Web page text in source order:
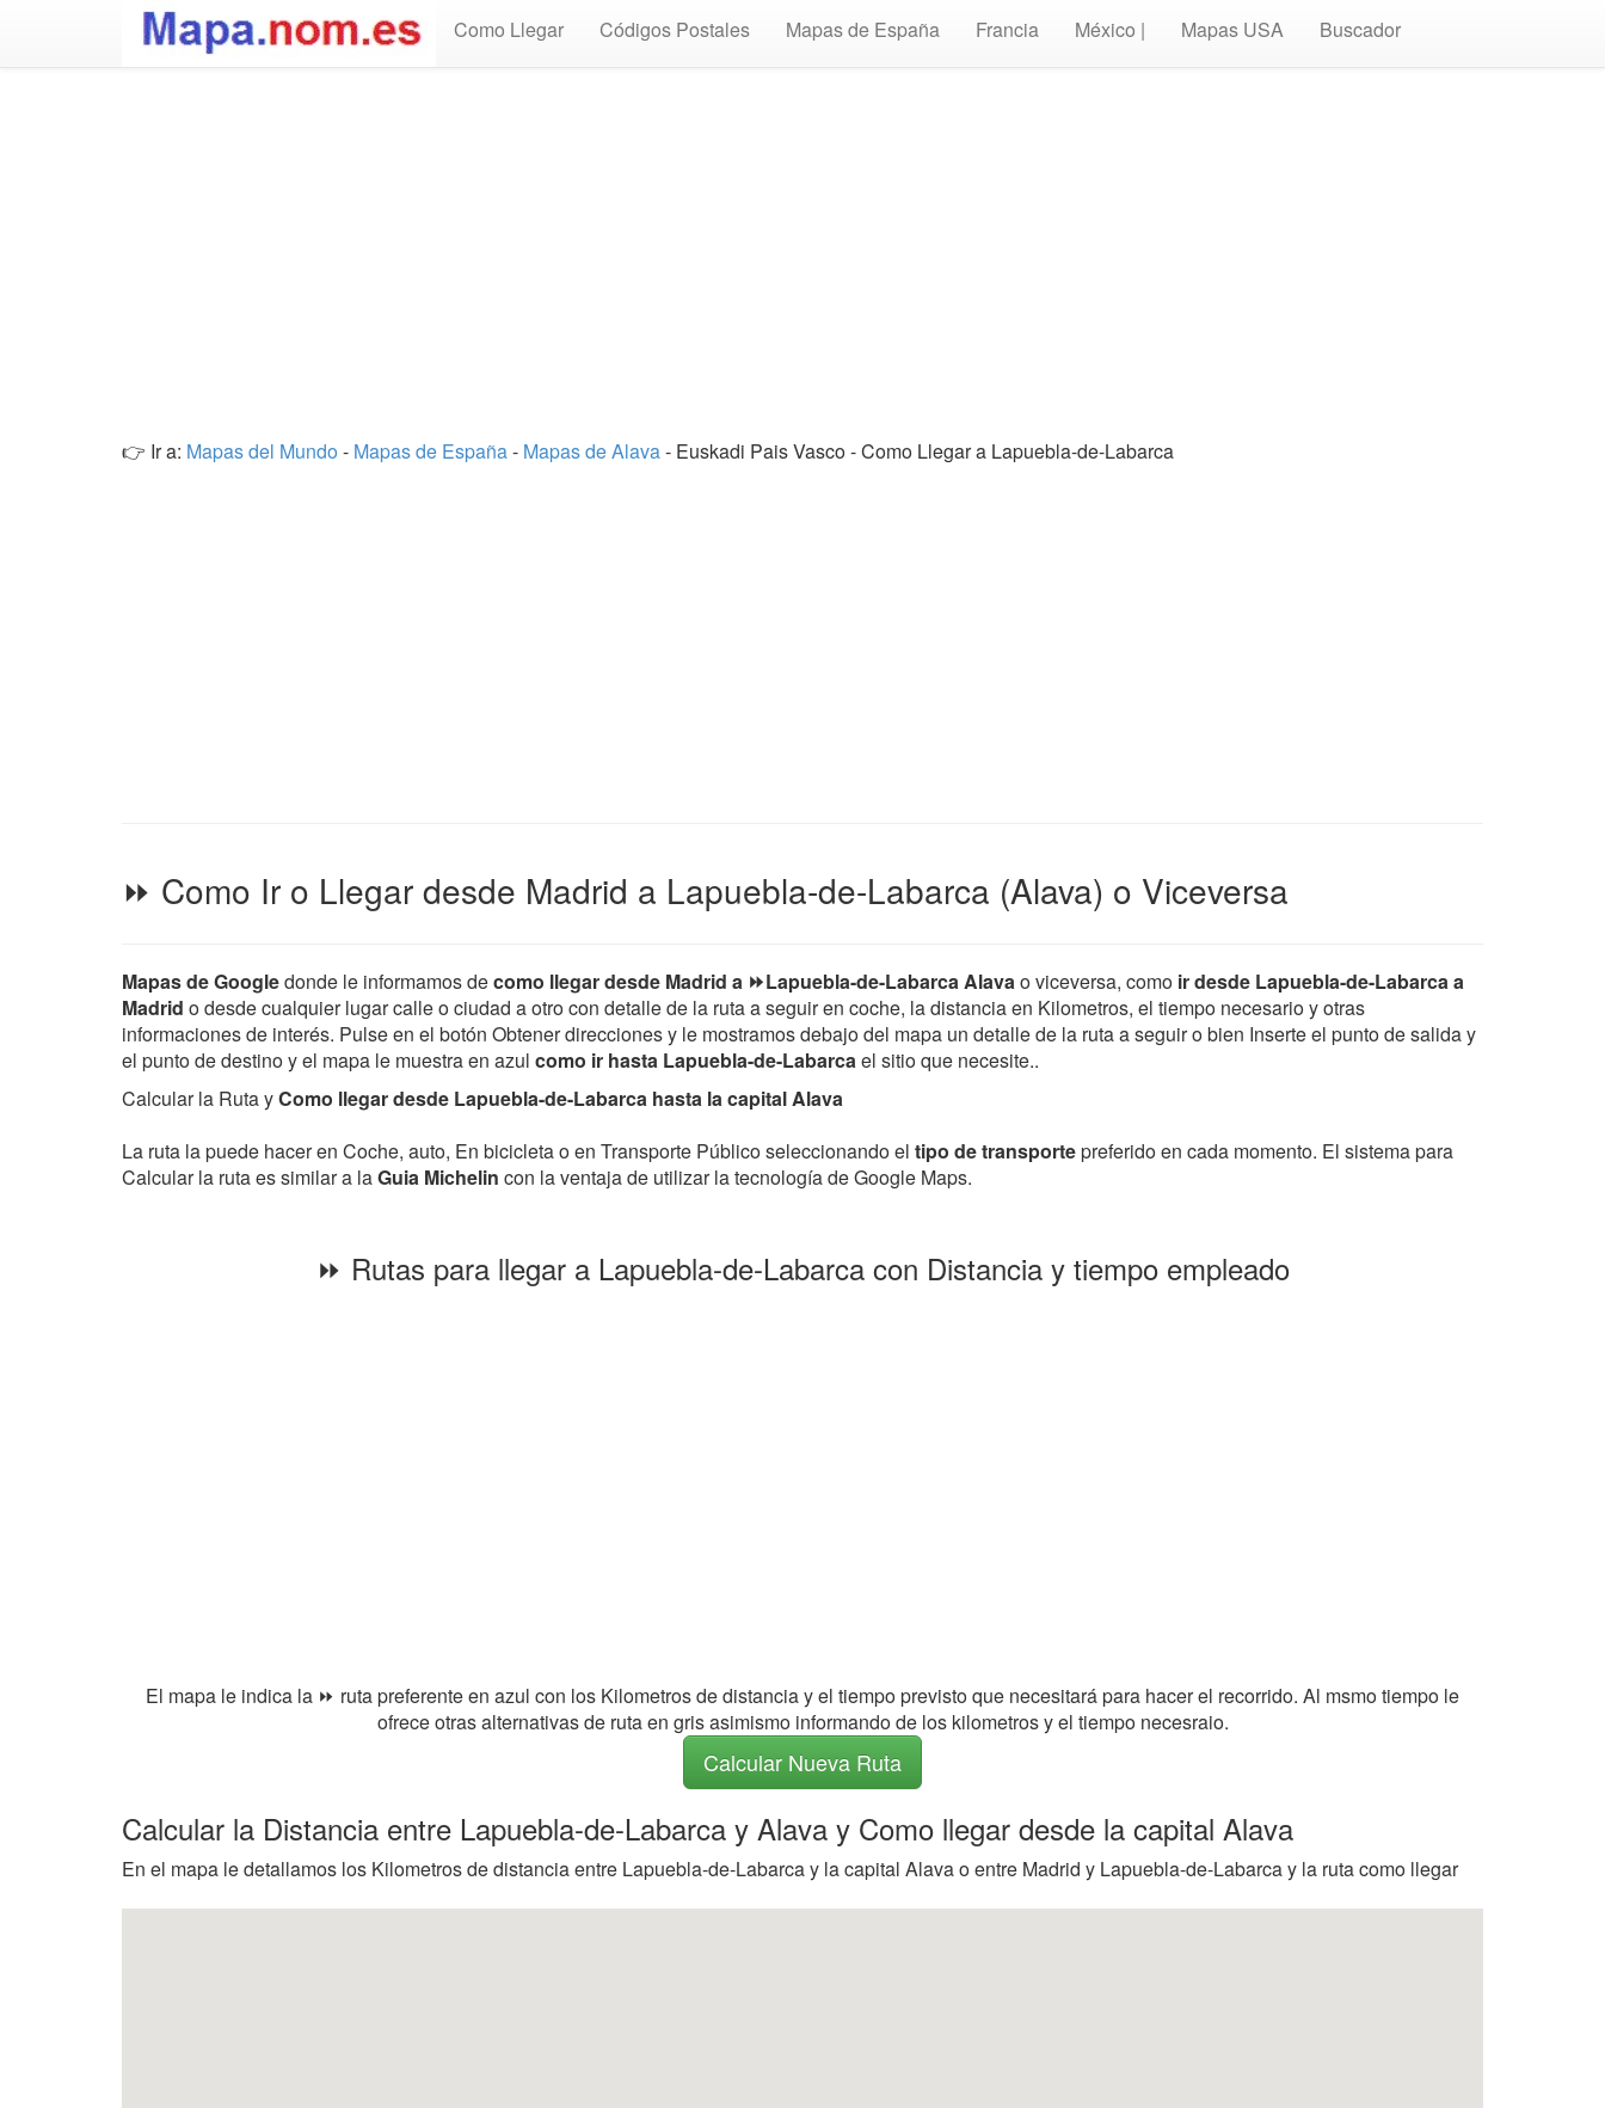
Como Llegar Códigos Postales Mapas de España Francia México | Mapas USA Buscador
👉 Ir a: Mapas del Mundo - Mapas de España- Mapas de Alava- Euskadi Pais Vasco - Como Llegar a Lapuebla-de-Labarca
⏩ Como Ir o Llegar desde Madrid a Lapuebla-de-Labarca (Alava) o Viceversa
Mapas de Googledonde le informamos decomo llegar desde Madrid a ⏩Lapuebla-de-Labarca Alavao viceversa, como ir desde Lapuebla-de-Labarca a
Madrid o desde cualquier lugar calle o ciudad a otro con detalle de la ruta a seguir en coche, la distancia en Kilometros, el tiempo necesario y otras
informaciones de interés. Pulse en el botón Obtener direcciones y le mostramos debajo del mapa un detalle de la ruta a seguir o bien Inserte el punto de salida y
el punto de destino y el mapa le muestra en azul como ir hasta Lapuebla-de-Labarcael sitio que necesite..
Calcular la Ruta yComo llegar desde Lapuebla-de-Labarca hasta la capital Alava
La ruta la puede hacer en Coche, auto, En bicicleta o en Transporte Público seleccionando el tipo de transportepreferido en cada momento. El sistema para
Calcular la ruta es similar a laGuia Michelin con la ventaja de utilizar la tecnología de Google Maps.
⏩ Rutas para llegar a Lapuebla-de-Labarca con Distancia y tiempo empleado
El mapa le indica la ⏩ ruta preferente en azul con los Kilometros de distancia y el tiempo previsto que necesitará para hacer el recorrido. Al msmo tiempo le
ofrece otras alternativas de ruta en gris asimismo informando de los kilometros y el tiempo necesraio.
Calcular Nueva Ruta
Calcular la Distancia entre Lapuebla-de-Labarca y Alava y Como llegar desde la capital Alava
En el mapa le detallamos los Kilometros de distancia entre Lapuebla-de-Labarca y la capital Alava o entre Madrid y Lapuebla-de-Labarca y la ruta como llegar